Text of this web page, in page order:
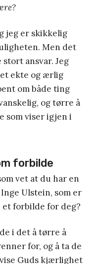
jeg er skikkelig
Men det
ansvar. Jeg
ekte og ærlig
om både ting
og tørre å
som viser igjen i
forbilde
vet at du har en
Ulstein, som er
forbilde for deg?
i det å tørre å
for, og å ta de
Guds kjærlighet